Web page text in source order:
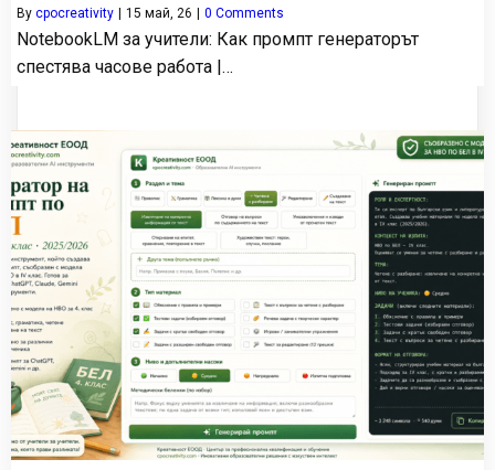
By cpocreativity | 15 май, 26 | 0 Comments
NotebookLM за учители: Как промпт генераторът
спестява часове работа |…